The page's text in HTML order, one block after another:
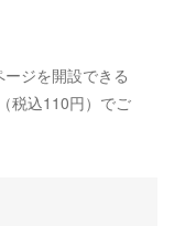
ジを開設できる
税込110円）でご